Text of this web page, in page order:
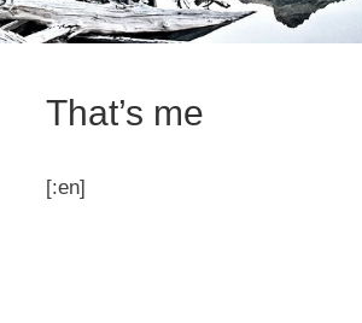
That’s me
[:en]